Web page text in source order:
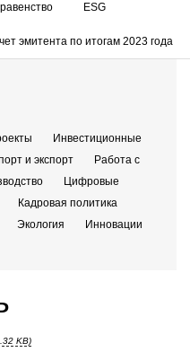
ESG
эмитента по итогам 2023 года
Инвестиционные
и экспорт
Работа с
Цифровые
Кадровая политика
Экология
Инновации
KB)